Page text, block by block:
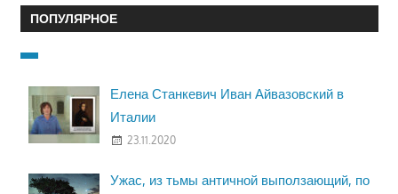
ПОПУЛЯРНОЕ
Елена Станкевич Иван Айвазовский в
Италии
23.11.2020
Ужас, из тьмы античной выползающий, по